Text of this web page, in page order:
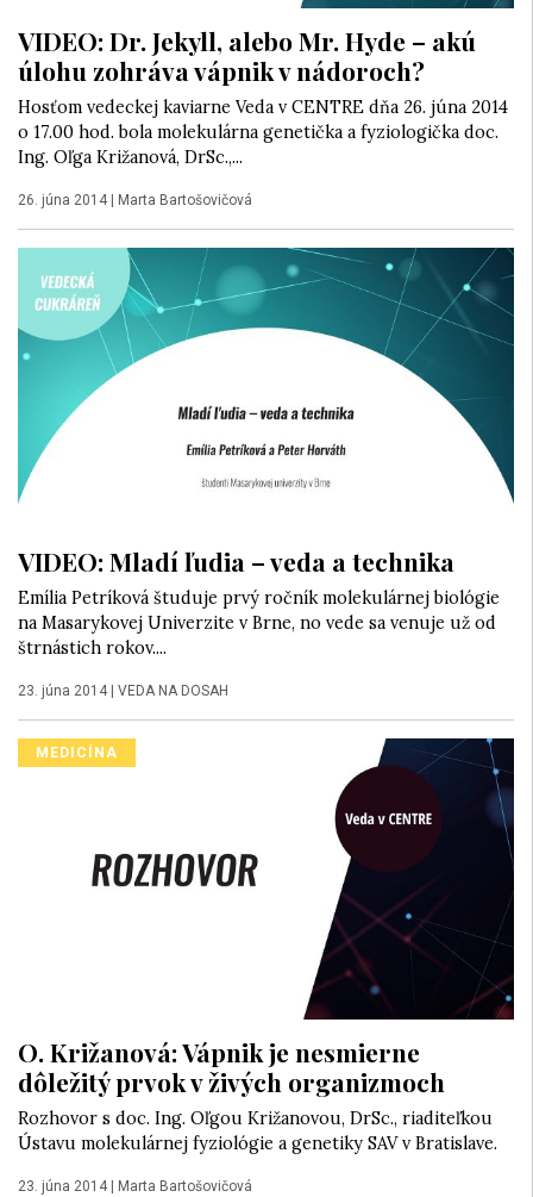
VIDEO: Dr. Jekyll, alebo Mr. Hyde – akú
úlohu zohráva vápnik v nádoroch?
Hosťom vedeckej kaviarne Veda v CENTRE dňa 26. júna 2014
o 17.00 hod. bola molekulárna genetička a fyziologička doc.
Ing. Oľga Križanová, DrSc.,...
26. júna 2014 | Marta Bartošovičová
VIDEO: Mladí ľudia – veda a technika
Emília Petríková študuje prvý ročník molekulárnej biológie
na Masarykovej Univerzite v Brne, no vede sa venuje už od
štrnástich rokov....
23. júna 2014 | VEDA NA DOSAH
MEDICÍNA
O. Križanová: Vápnik je nesmierne
dôležitý prvok v živých organizmoch
Rozhovor s doc. Ing. Oľgou Križanovou, DrSc., riaditeľkou
Ústavu molekulárnej fyziológie a genetiky SAV v Bratislave.
23. júna 2014 Marta Bartošovičová